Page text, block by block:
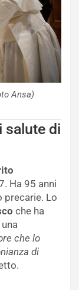
Ansa)
salute di
Ha 95 anni
precarie. Lo
che ha
che lo
di